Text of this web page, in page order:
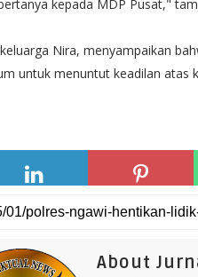
kepada MDP Pusat,"
Nira, menyampaikan
untuk menuntut keadilan atas
About